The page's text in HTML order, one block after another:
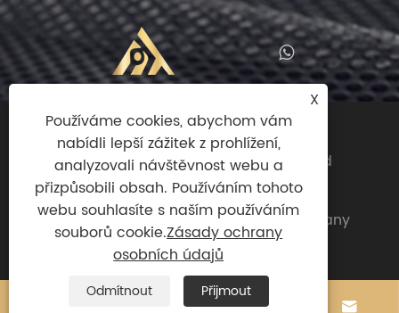
Copyright© 2024 Zhengguan (Foshan
Shunde) Import And Export Trade Co., Ltd
Všechna práva vyhrazena.
Links|Sitemap| RSS|XML|Zásady ochrany
osobních údajů
 
X
Používáme cookies, abychom vám
nabídli lepší zážitek z prohlížení,
analyzovali návštěvnost webu a
přizpůsobili obsah. Používáním tohoto
webu souhlasíte s naším používáním
souborů cookie.Zásady ochrany
osobních údajů
Odmítnout Přijmout